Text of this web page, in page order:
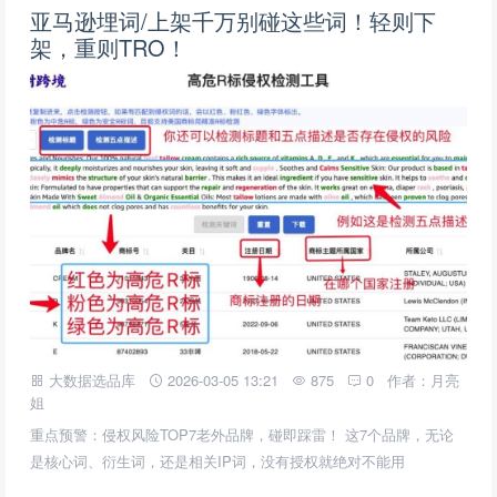
亚马逊埋词/上架千万别碰这些词！轻则下
架，重则TRO！
大数据选品库 2026-03-05 13:21 875 0
作者：月亮
姐
重点预警：侵权风险TOP7老外品牌，碰即踩雷！ 这7个品牌，无论
是核心词、衍生词，还是相关IP词，没有授权就绝对不能用